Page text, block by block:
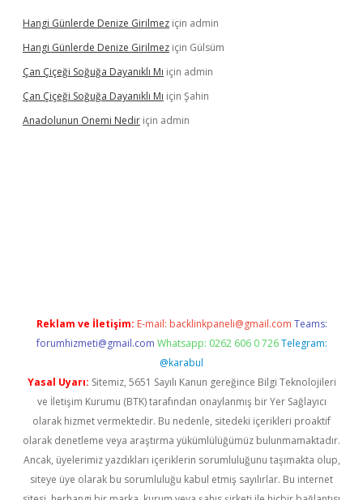
Hangi Günlerde Denize Girilmez için admin
Hangi Günlerde Denize Girilmez için Gülsüm
Çan Çiçeği Soğuğa Dayanıklı Mı için admin
Çan Çiçeği Soğuğa Dayanıklı Mı için Şahin
Anadolunun Onemi Nedir için admin
Reklam ve İletişim: E-mail: backlinkpaneli@gmail.com Teams:
forumhizmeti@gmail.com Whatsapp: 0262 606 0 726 Telegram:
@karabul
Yasal Uyarı: Sitemiz, 5651 Sayılı Kanun gereğince Bilgi Teknolojileri
ve İletişim Kurumu (BTK) tarafından onaylanmış bir Yer Sağlayıcı
olarak hizmet vermektedir. Bu nedenle, sitedeki içerikleri proaktif
olarak denetleme veya araştırma yükümlülüğümüz bulunmamaktadır.
Ancak, üyelerimiz yazdıkları içeriklerin sorumluluğunu taşımakta olup,
siteye üye olarak bu sorumluluğu kabul etmiş sayılırlar. Bu internet